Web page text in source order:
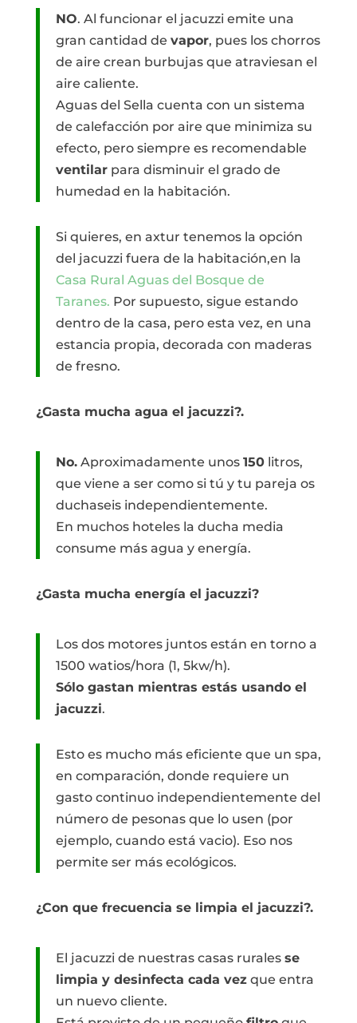
NO. Al funcionar el jacuzzi emite una
gran cantidad de vapor, pues los chorros
de aire crean burbujas que atraviesan el
aire caliente.
Aguas del Sella cuenta con un sistema
de calefacción por aire que minimiza su
efecto, pero siempre es recomendable
ventilarpara disminuir el grado de
humedad en la habitación.
Si quieres, en axtur tenemos la opción
del jacuzzi fuera de la habitación,en la
Casa Rural Aguas del Bosque de
Taranes. Por supuesto, sigue estando
dentro de la casa, pero esta vez, en una
estancia propia, decorada con maderas
de fresno.
¿Gasta mucha agua el jacuzzi?.
No.Aproximadamente unos 150litros,
que viene a ser como si tú y tu pareja os
duchaseis independientemente.
En muchos hoteles la ducha media
consume más agua y energía.
¿Gasta mucha energía el jacuzzi?
Los dos motores juntos están en torno a
1500 watios/hora (1, 5kw/h).
Sólo gastan mientras estás usando el
jacuzzi.
Esto es mucho más eficiente que un spa,
en comparación, donde requiere un
gasto continuo independientemente del
número de pesonas que lo usen (por
ejemplo, cuando está vacio). Eso nos
permite ser más ecológicos.
¿Con que frecuencia se limpia el jacuzzi?.
El jacuzzi de nuestras casas rurales se
limpia y desinfecta cada vezque entra
un nuevo cliente.